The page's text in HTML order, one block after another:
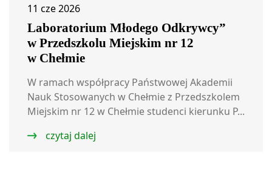
11 cze 2026
Laboratorium Młodego Odkrywcy”
w Przedszkolu Miejskim nr 12
w Chełmie
W ramach współpracy Państwowej Akademii
Nauk Stosowanych w Chełmie z Przedszkolem
Miejskim nr 12 w Chełmie studenci kierunku P...
czytaj dalej